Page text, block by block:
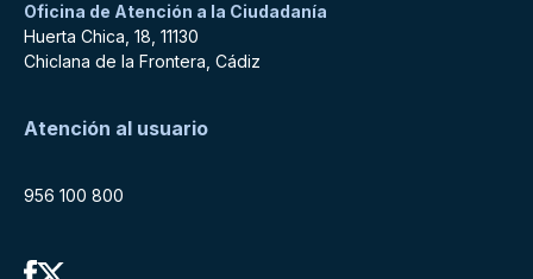
Oficina de Atención a la Ciudadanía
Huerta Chica, 18, 11130
Chiclana de la Frontera, Cádiz
Atención al usuario
956 100 800